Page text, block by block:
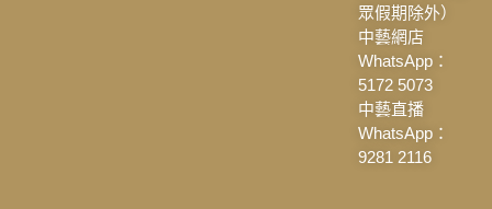
眾假期除外）
中藝網店
WhatsApp：
5172 5073
中藝直播
WhatsApp：
9281 2116